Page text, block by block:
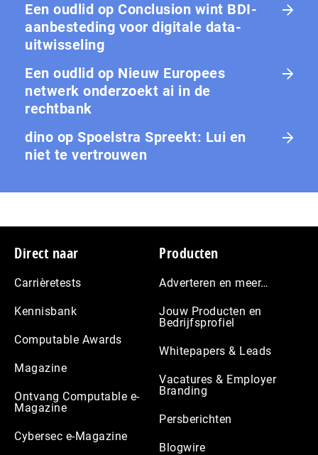
Een oudlid op Conclusion wint BDI-
aanbesteding voor digitale data-
uitwisseling
Een oudlid op Nieuw Europees
netwerk onderzoekt ai in de
rechtbank
dino op Spoelstra Spreekt: Lui en
niet te vertrouwen
Footer
Direct naar
Carrièretests
Kennisbank
Computable Awards
Magazine
Ontvang Computable e-
Magazine
Cybersec e-Magazine
Producten
Adverteren en meer…
Jouw Producten en
Bedrijfsprofiel
Whitepapers & Leads
Vacatures & Employer
Branding
Persberichten
Blogwire